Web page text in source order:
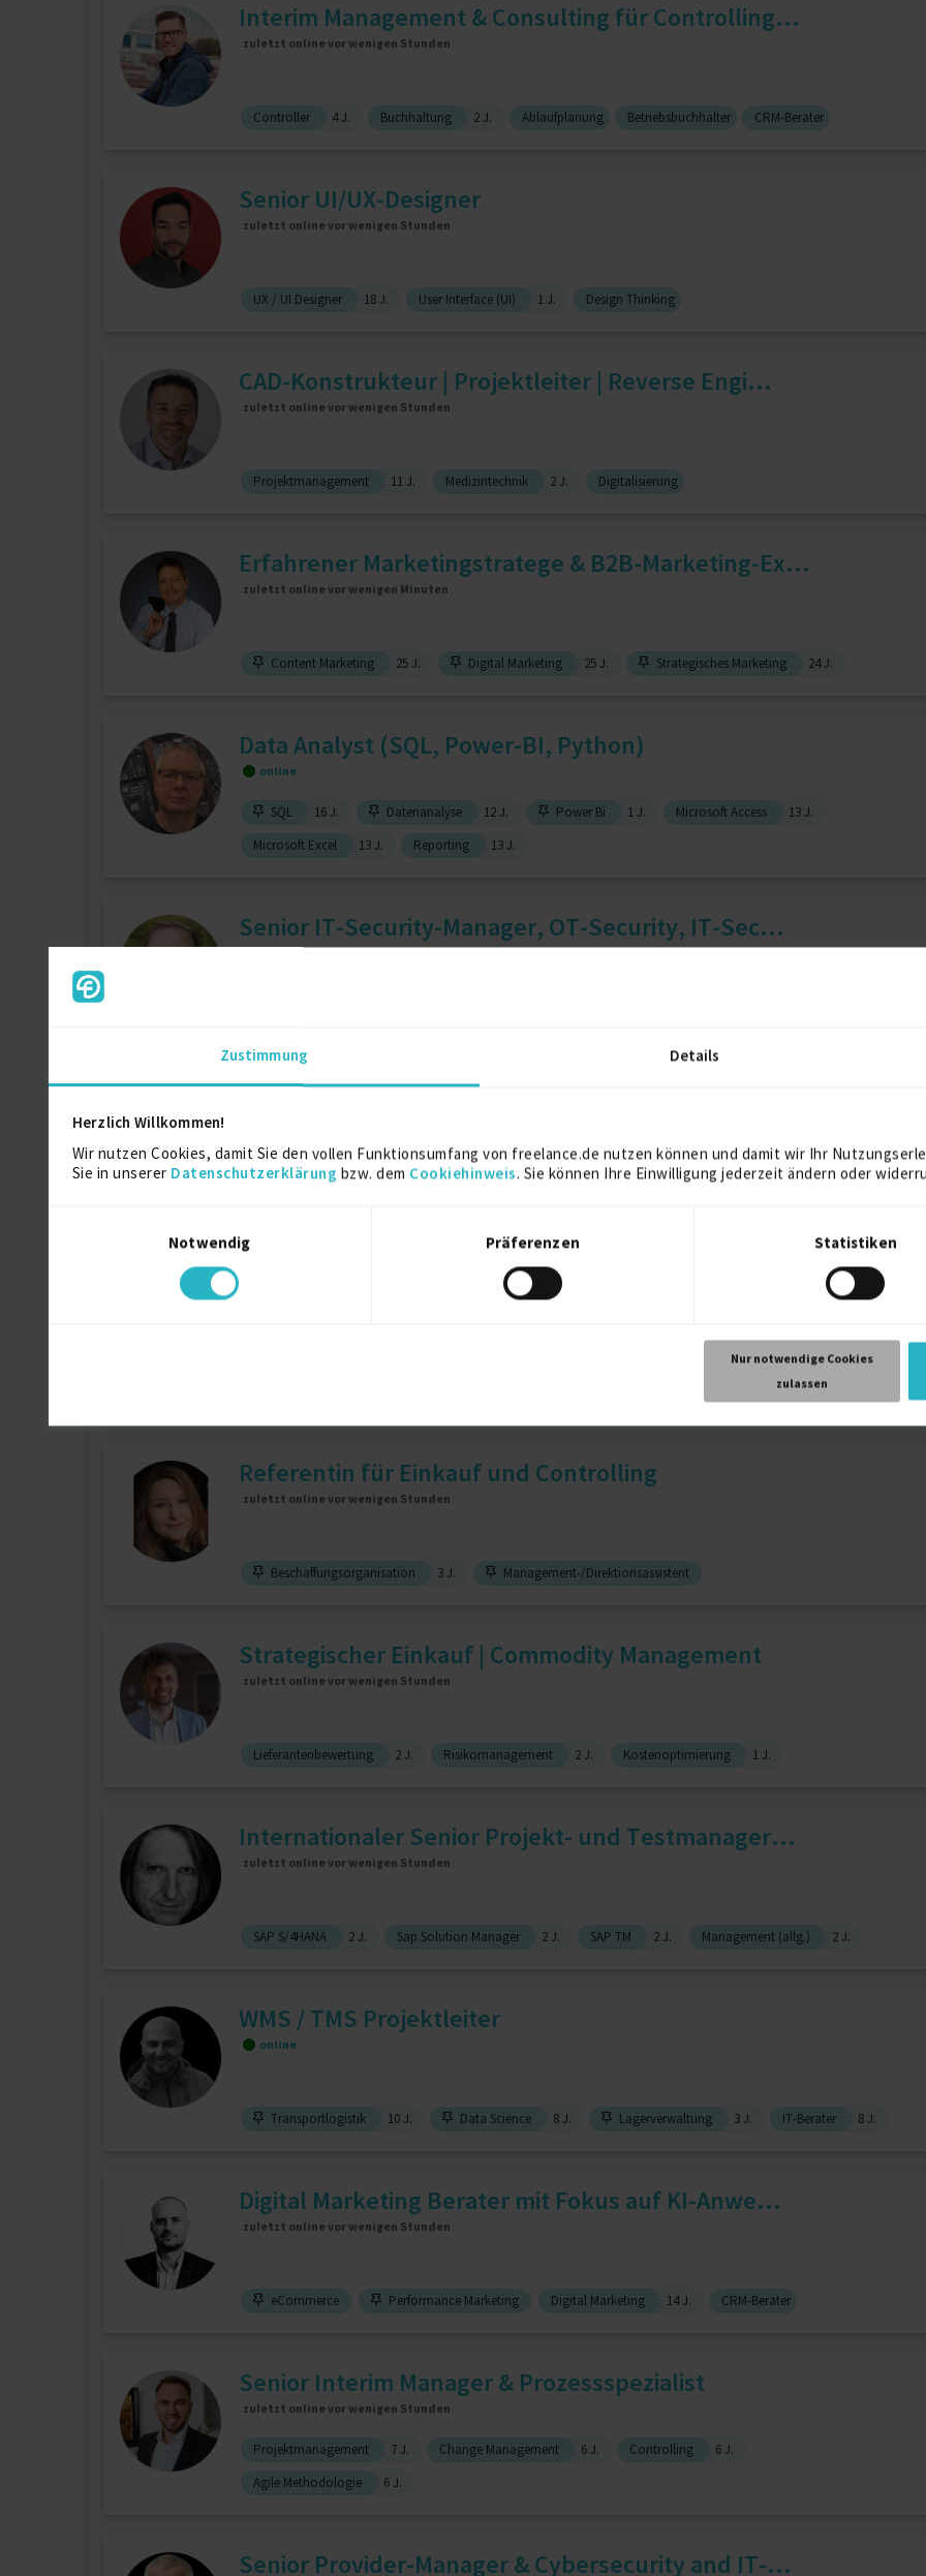
Zustimmung Details
Herzlich Willkommen!
Wir nutzen Cookies, damit Sie den vollen Funktionsumfang von freelance.de nutzen können und damit wir Ihr
Sie in unserer Datenschutzerklärung bzw. dem Cookiehinweis. Sie können Ihre Einwilligung jederzeit ändern oder
Notwendig
Präferenzen Statistiken
Nur notwendige Cookies
zulassen
Interim Management & Consulting für Controlling...
zuletzt online vor wenigen Stunden
Controller 4 J. Buchhaltung 2 J. Ablaufplanung Betriebsbuchhalter CRM-Berater
Senior UI/UX-Designer
zuletzt online vor wenigen Stunden
UX / UI Designer 18 J. User Interface (UI) 1 J. Design Thinking
CAD-Konstrukteur | Projektleiter | Reverse Engi...
zuletzt online vor wenigen Stunden
Projektmanagement 11 J. Medizintechnik 2 J. Digitalisierung
Erfahrener Marketingstratege & B2B-Marketing-Ex...
zuletzt online vor wenigen Minuten
Content Marketing 25 J. Digital Marketing 25 J. Strategisches Marketing 24 J.
Data Analyst (SQL, Power-BI, Python)
online
SQL 16 J. Datenanalyse 12 J. Power Bi 1 J. Microsoft Access
13 J.
Microsoft Excel
13 J. Reporting 13 J.
Senior IT-Security-Manager, OT-Security, IT-Sec...
Product Manager & Data Analyst (Python, SQL, Po...
8 J.
Referentin für Einkauf und Controlling
zuletzt online vor wenigen Stunden
Beschaffungsorganisation 3 J. Management-/Direktionsassistent
Strategischer Einkauf | Commodity Management
zuletzt online vor wenigen Stunden
Lieferantenbewertung 2 J. Risikomanagement 2 J. Kostenoptimierung 1 J.
Internationaler Senior Projekt- und Testmanager...
zuletzt online vor wenigen Stunden
SAP S/4HANA 2 J. Sap Solution Manager 2 J. SAP TM 2 J. Management (allg.) 2 J.
WMS / TMS Projektleiter
online
Transportlogistik 10 J. Data Science 8 J. Lagerverwaltung 3 J. IT-Berater 8 J.
Digital Marketing Berater mit Fokus auf KI-Anwe...
zuletzt online vor wenigen Stunden
eCommerce Performance Marketing Digital Marketing 14 J. CRM-Berater
Senior Interim Manager & Prozessspezialist
zuletzt online vor wenigen Stunden
Projektmanagement 7 J. Change Management 6 J. Controlling
6 J.
Agile Methodologie
6 J.
Senior Provider-Manager & Cybersecurity and IT-...